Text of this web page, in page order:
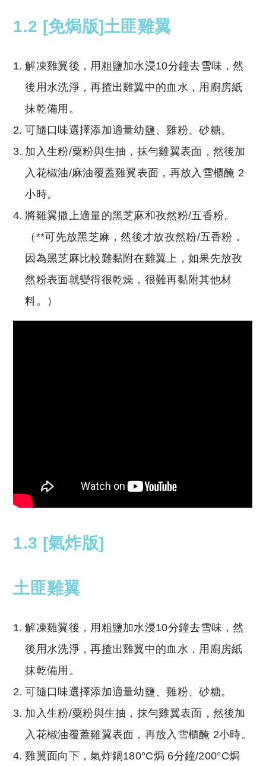
1.2 [免焗版]土匪雞翼
解凍雞翼後，用粗鹽加水浸10分鐘去雪味，然
後用水洗淨，再揸出雞翼中的血水，用廚房紙
抹乾備用。
可隨口味選擇添加適量幼鹽、雞粉、砂糖。
加入生粉/粟粉與生抽，抹勻雞翼表面，然後加
入花椒油/麻油覆蓋雞翼表面，再放入雪櫃醃 2
小時。
將雞翼撒上適量的黑芝麻和孜然粉/五香粉。
（**可先放黑芝麻，然後才放孜然粉/五香粉，
因為黑芝麻比較難黏附在雞翼上，如果先放孜
然粉表面就變得很乾燥，很難再黏附其他材
料。）
1.3 [氣炸版]
土匪雞翼
解凍雞翼後，用粗鹽加水浸10分鐘去雪味，然
後用水洗淨，再揸出雞翼中的血水，用廚房紙
抹乾備用。
可隨口味選擇添加適量幼鹽、雞粉、砂糖。
加入生粉/粟粉與生抽，抹勻雞翼表面，然後加
入花椒油覆蓋雞翼表面，再放入雪櫃醃 2小時。
雞翼面向下，氣炸鍋180°C焗 6分鐘/200°C焗